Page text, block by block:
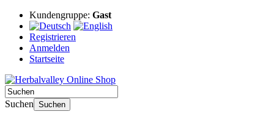
Kundengruppe: Gast
Registrieren
Anmelden
Startseite
Suchen Suchen